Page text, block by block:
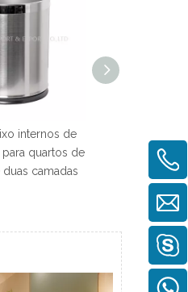
internos de
quartos de
camadas
restaurante
da sala